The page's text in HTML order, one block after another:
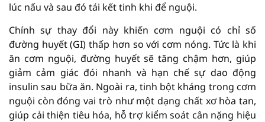
lúc nấu và sau đó tái kết tinh khi để nguội.
Chính sự thay đổi này khiến cơm nguội có chỉ số
đường huyết (GI) thấp hơn so với cơm nóng. Tức là khi
ăn cơm nguội, đường huyết sẽ tăng chậm hơn, giúp
giảm cảm giác đói nhanh và hạn chế sự dao động
insulin sau bữa ăn. Ngoài ra, tinh bột kháng trong cơm
nguội còn đóng vai trò như một dạng chất xơ hòa tan,
giúp cải thiện tiêu hóa, hỗ trợ kiểm soát cân nặng hiệu